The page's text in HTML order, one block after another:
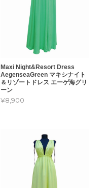
Maxi Night&Resort Dress
AegenseaGreen マキシナイト
＆リゾートドレス エーゲ海グリ
ーン
¥8,900